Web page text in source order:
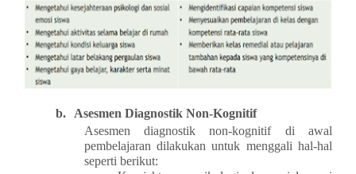
b.
Asesmen Diagnostik Non-Kognitif
Asesmen diagnostik non-kognitif di awal
pembelajaran dilakukan untuk menggali hal-hal
seperti berikut: